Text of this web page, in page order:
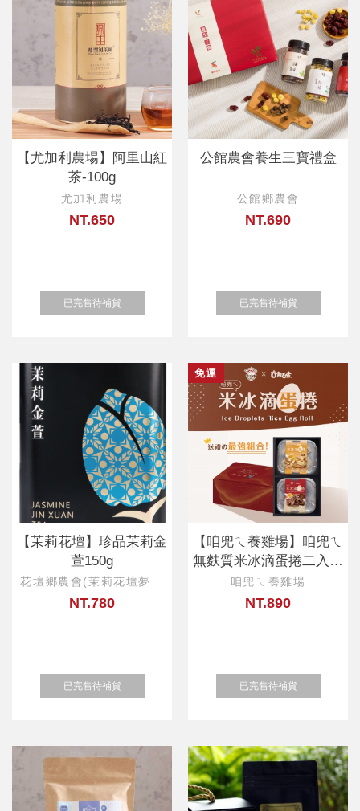
【尤加利農場】阿里山紅
茶-100g
尤加利農場
NT.650
已完售待補貨
公館農會養生三寶禮盒
公館鄉農會
NT.690
已完售待補貨
【茉莉花壇】珍品茉莉金
萱150g
花壇鄉農會(茉莉花壇夢想
館)
NT.780
已完售待補貨
免運
【咱兜ㄟ養雞場】咱兜ㄟ
無麩質米冰滴蛋捲二入禮
盒(綜合)
咱兜ㄟ養雞場
NT.890
已完售待補貨